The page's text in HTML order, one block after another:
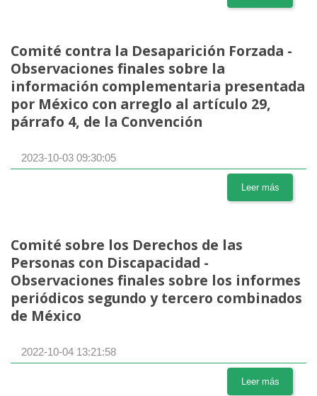
Comité contra la Desaparición Forzada -
Observaciones finales sobre la
información complementaria presentada
por México con arreglo al artículo 29,
párrafo 4, de la Convención
2023-10-03 09:30:05
Leer más
Comité sobre los Derechos de las
Personas con Discapacidad -
Observaciones finales sobre los informes
periódicos segundo y tercero combinados
de México
2022-10-04 13:21:58
Leer más